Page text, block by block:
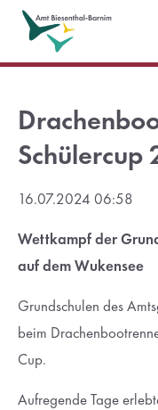
Login
Register|Lost your
Support
Schülercup
16.07.2024 06:58
Wettkampf der
auf dem Wukensee
Grundschulen des
beim
Cup.
Aufregende Tage